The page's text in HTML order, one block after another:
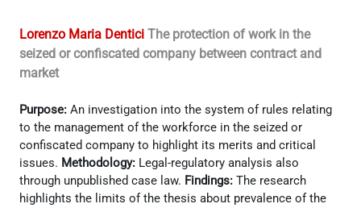
Lorenzo Maria Dentici The protection of work in the
seized or confiscated company between contract and
market
Purpose: An investigation into the system of rules relating
to the management of the workforce in the seized or
confiscated company to highlight its merits and critical
issues. Methodology: Legal-regulatory analysis also
through unpublished case law. Findings: The research
highlights the limits of the thesis about prevalence of the